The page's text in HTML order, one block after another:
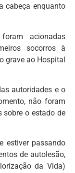
cabeça enquanto
acionadas
socorros à
grave ao Hospital
autoridades e o
não foram
o estado de
estiver passando
de autolesão,
da Vida)